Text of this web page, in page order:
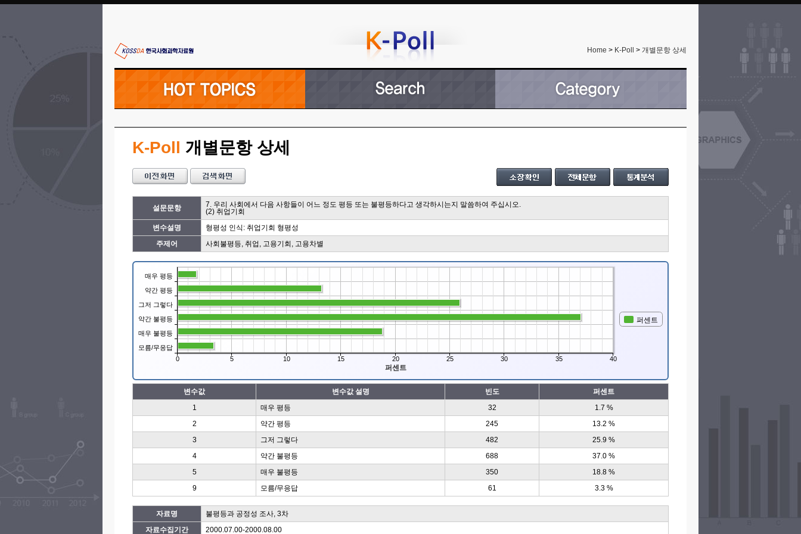
Home > K-Poll > 개별문항 상세
K-Poll 개별문항 상세
설문문항
7. 우리 사회에서 다음 사항들이 어느 정도 평등 또는 불평등하다고 생각하시는지 말씀하여 주십시오.
(2) 취업기회
변수설명
형평성 인식: 취업기회 형평성
주제어
사회불평등, 취업, 고용기회, 고용차별
퍼센트
퍼센트
매우 평등
약간 평등
그저 그렇다
약간 불평등
매우 불평등
모름/무응답
0 5 10 15 20 25 30 35 40
변수값 변수값 설명 빈도
퍼센트
1
매우 평등 32
1.7 %
2
약간 평등 245
13.2 %
3
그저 그렇다 482
25.9 %
4
약간 불평등 688
37.0 %
5
매우 불평등 350
18.8 %
9
모름/무응답 61 3.3 %
자료명
불평등과 공정성 조사, 3차
자료수집기간
2000.07.00-2000.08.00